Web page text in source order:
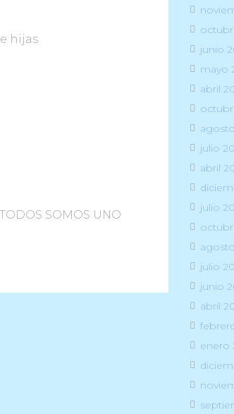
hijas
SOMOS UNO
junio
mayo
abril
julio
abril
julio
julio
junio
abril
enero